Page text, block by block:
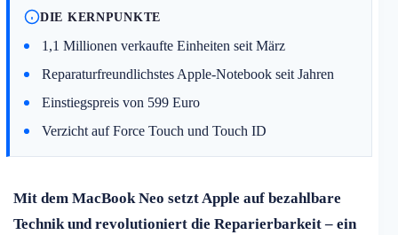
DIE KERNPUNKTE
1,1 Millionen verkaufte Einheiten seit März
Reparaturfreundlichstes Apple-Notebook seit Jahren
Einstiegspreis von 599 Euro
Verzicht auf Force Touch und Touch ID
Mit dem MacBook Neo setzt Apple auf bezahlbare
Technik und revolutioniert die Reparierbarkeit – ein